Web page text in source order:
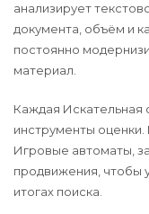
анализирует
документа, объём и
постоянно
материал.
Каждая Искательная
инструменты
Игровые автоматы,
продвижения, чтобы
итогах поиска.